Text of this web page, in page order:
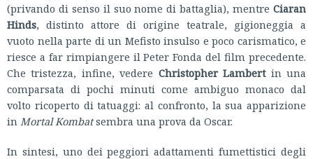
(privando di senso il suo nome di battaglia), mentre Ciaran
Hinds, distinto attore di origine teatrale, gigioneggia a
vuoto nella parte di un Mefisto insulso e poco carismatico, e
riesce a far rimpiangere il Peter Fonda del film precedente.
Che tristezza, infine, vedere Christopher Lambertin una
comparsata di pochi minuti come ambiguo monaco dal
volto ricoperto di tatuaggi: al confronto, la sua apparizione
in Mortal Kombatsembra una prova da Oscar.
In sintesi, uno dei peggiori adattamenti fumettistici degli